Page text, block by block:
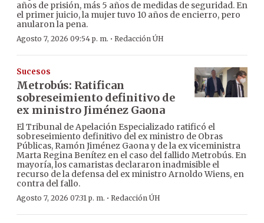
años de prisión, más 5 años de medidas de seguridad. En
el primer juicio, la mujer tuvo 10 años de encierro, pero
anularon la pena.
Agosto 7, 2026 09:54 p. m. · Redacción ÚH
Sucesos
Metrobús: Ratifican
sobreseimiento definitivo de
ex ministro Jiménez Gaona
El Tribunal de Apelación Especializado ratificó el
sobreseimiento definitivo del ex ministro de Obras
Públicas, Ramón Jiménez Gaona y de la ex viceministra
Marta Regina Benítez en el caso del fallido Metrobús. En
mayoría, los camaristas declararon inadmisible el
recurso de la defensa del ex ministro Arnoldo Wiens, en
contra del fallo.
Agosto 7, 2026 07:31 p. m. · Redacción ÚH